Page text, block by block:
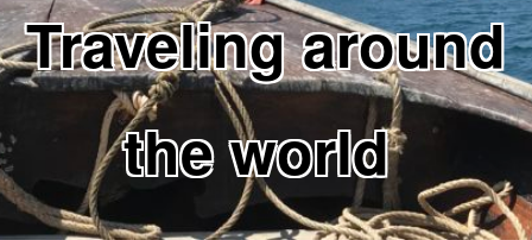
Traveling around
the world